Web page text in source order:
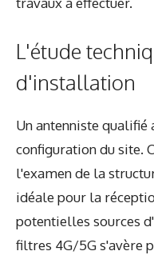
L'étude
d'installation
Un antenniste
configuration du site.
l'examen de la
idéale pour la
potentielles sources
filtres 4G/5G s'avère